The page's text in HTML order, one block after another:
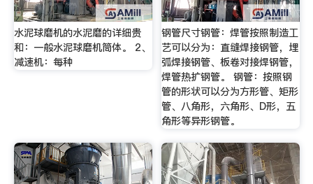
水泥球磨机的水泥磨的详细贵
和：一般水泥球磨机筒体。 2、
减速机：每种
钢管尺寸钢管：焊管按照制造工
艺可以分为：直缝焊接钢管，埋
弧焊接钢管、板卷对接焊钢管，
焊管热扩钢管。 钢管：按照钢
管的形状可以分为方形管、矩形
管、八角形，六角形、D形，五
角形等异形钢管。